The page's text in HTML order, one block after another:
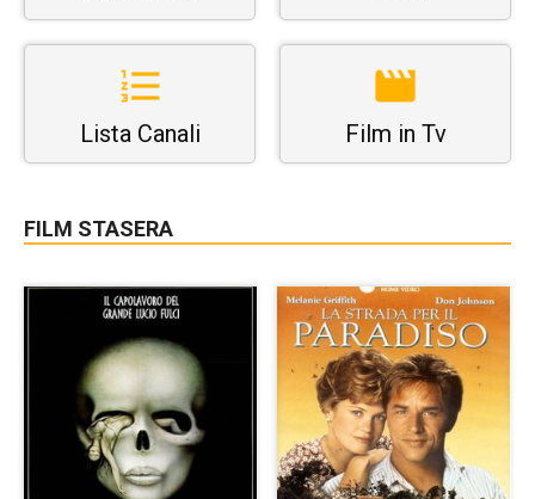
Lista Canali Film in Tv
FILM STASERA